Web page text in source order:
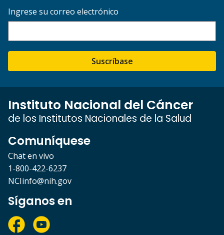
Ingrese su correo electrónico
Suscríbase
Instituto Nacional del Cáncer
de los Institutos Nacionales de la Salud
Comuníquese
Chat en vivo
1-800-422-6237
NCIinfo@nih.gov
Síganos en